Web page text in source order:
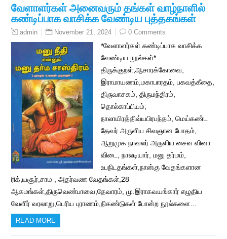
வேளாளர்கள் அனைவரும் தங்கள் வாழ்நாளில்
கண்டிப்பாக வாசிக்க வேண்டிய புத்தகங்கள்
admin November 21, 2024 0 Comments
*வேளாளர்கள் கண்டிப்பாக வாசிக்க
வேண்டிய நூல்கள்*
திருக்குறள்,ஆசாரக்கோவை,
இராமாயணம்,மகாபாரதம், பகவத்கீதை,
திருவாசகம், திருமந்திரம்,
தொல்காப்பியம்,
நாலாயிரத்திவ்யபிரபந்தம், மெய்கண்ட
தேவர் அருளிய சிவஞான போதம்,
ஆறுமுக நாவலர் அருளிய சைவ வினா
விடை, நாலடியார், மனு தர்மம்,
உபநிடதங்கள்,நான்கு வேதங்களான
ரிக்,யசூர்,சாம , அதர்வண வேதங்கள்,28
ஆகமங்கள்,திருவெண்பாவை,தேவாரம், மு.இராகவயங்கார் எழுதிய
வேளிர் வரலாறு,பெரிய புராணம்,நிகண்டுகள் போன்ற நூல்களை…
READ MORE